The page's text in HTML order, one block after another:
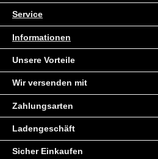
Service
Informationen
Unsere Vorteile
Wir versenden mit
Zahlungsarten
Ladengeschäft
Sicher Einkaufen